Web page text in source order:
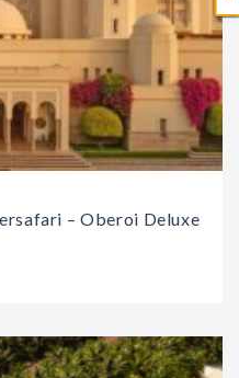
– Oberoi Deluxe